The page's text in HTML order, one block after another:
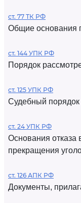
ст. 77 ТК РФ
Общие основания
ст. 144 УПК РФ
Порядок
ст. 125 УПК РФ
Судебный
ст. 24 УПК РФ
Основания отказа
прекращения
ст. 126 АПК РФ
Документы,